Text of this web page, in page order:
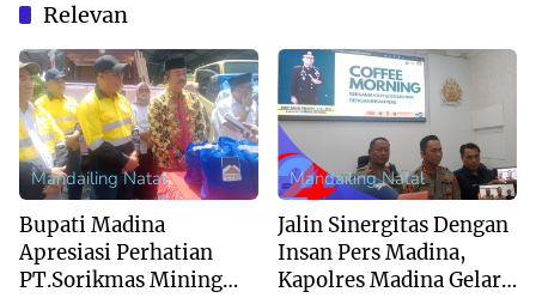
Relevan
Mandailing Natal
Bupati Madina
Apresiasi Perhatian
PT.Sorikmas Mining
Mandailing Natal
Jalin Sinergitas Dengan
Insan Pers Madina,
Kapolres Madina Gelar